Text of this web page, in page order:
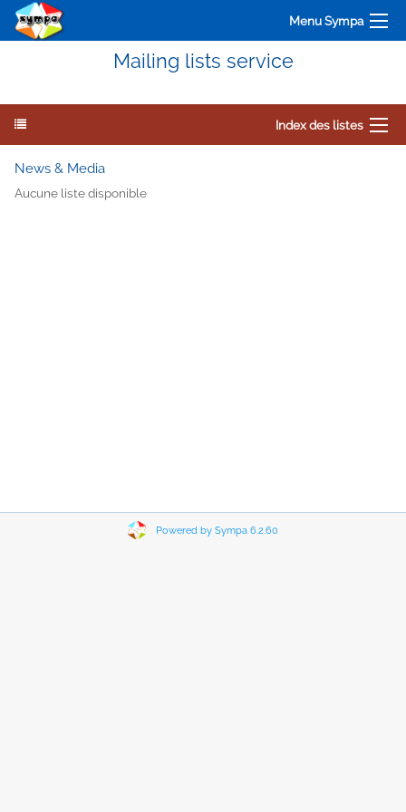
Menu Sympa
Mailing lists service
Index des listes
News & Media
Aucune liste disponible
Powered by Sympa 6.2.60